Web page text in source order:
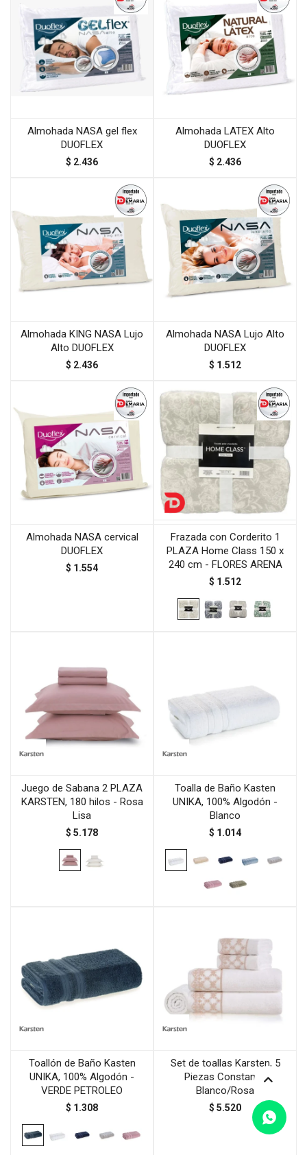
Almohada NASA gel flex
DUOFLEX
$ 2.436
Almohada LATEX Alto
DUOFLEX
$ 2.436
Almohada KING NASA Lujo
Alto DUOFLEX
$ 2.436
Almohada NASA Lujo Alto
DUOFLEX
$ 1.512
Almohada NASA cervical
DUOFLEX
$ 1.554
Frazada con Corderito 1
PLAZA Home Class 150 x
240 cm - FLORES ARENA
$ 1.512
Juego de Sabana 2 PLAZA
KARSTEN, 180 hilos - Rosa
Lisa
$ 5.178
Toalla de Baño Kasten
UNIKA, 100% Algodón -
Blanco
$ 1.014
Toallón de Baño Kasten
UNIKA, 100% Algodón -
VERDE PETROLEO
$ 1.308
Set de toallas Karsten, 5
Piezas Constanza
Blanco/Rosa
$ 5.520